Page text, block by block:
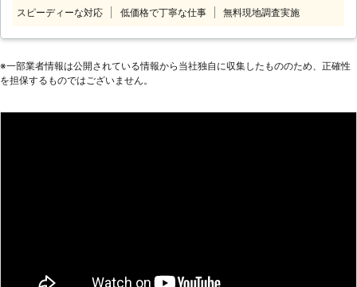
社クイックキャット」の出番です！弊
社は、24時間365日対応していま
えて準備しているからこそ、お客様か
点を構える当店なら市内は最短1時間
自動車整備経験のある当店のスタッフ
も安心して任せていただけます。 ま
スピーディーな対応 低価格で丁寧な仕事 無料現地調査実施
※⼀部業者情報は公開されている情報から当社独⾃に収集したもののため、正確性
を担保するものではございません。